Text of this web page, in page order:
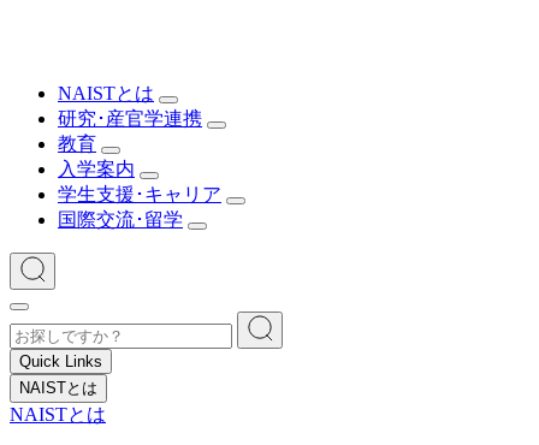
NAISTとは
研究･産官学連携
教育
入学案内
学生支援･キャリア
国際交流･留学
Quick Links
NAISTとは
NAISTとは